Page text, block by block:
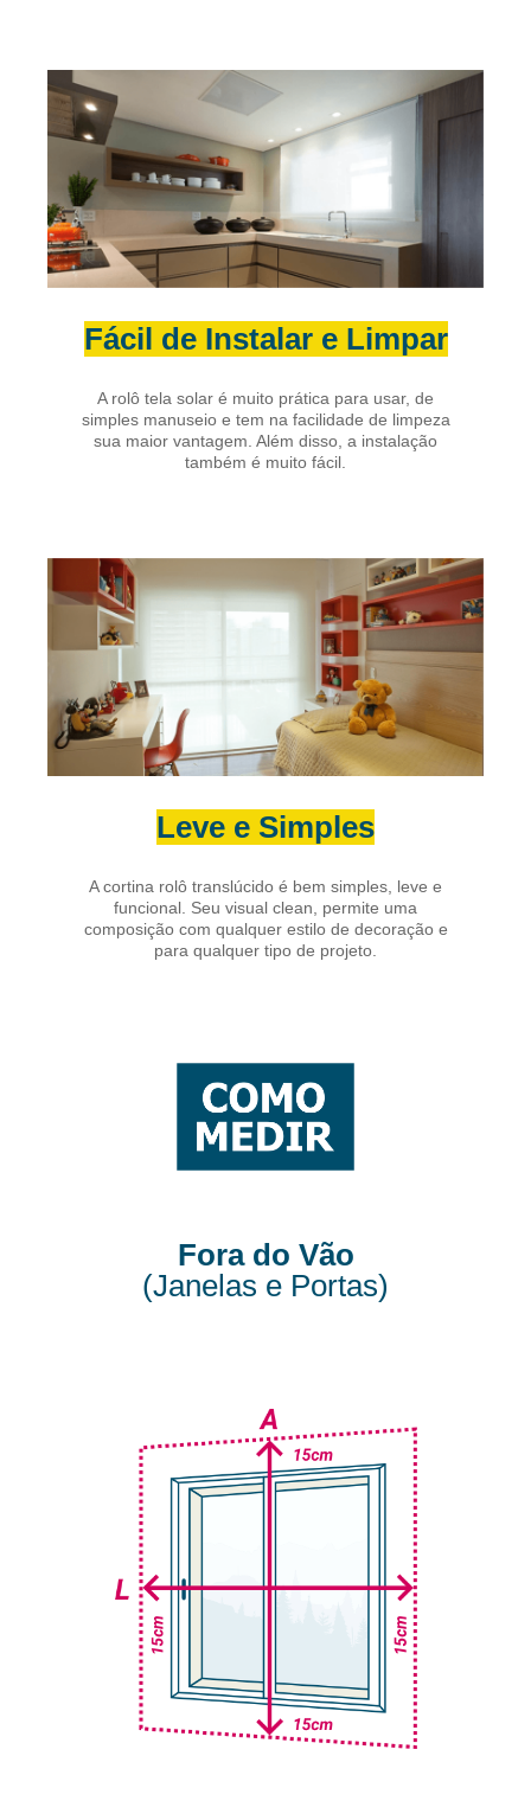
Fácil de Instalar e Limpar
A rolô tela solar é muito prática para usar, de
simples manuseio e tem na facilidade de limpeza
sua maior vantagem. Além disso, a instalação
também é muito fácil.
Leve e Simples
A cortina rolô translúcido é bem simples, leve e
funcional. Seu visual clean, permite uma
composição com qualquer estilo de decoração e
para qualquer tipo de projeto.
Fora do Vão
(Janelas e Portas)